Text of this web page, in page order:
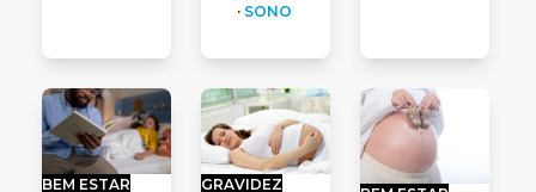
· SONO
BEM ESTAR
GRAVIDEZ